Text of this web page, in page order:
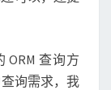
ORM 查询方
询需求，我